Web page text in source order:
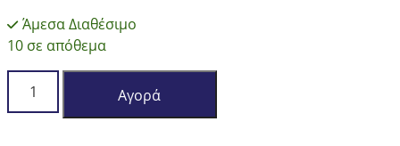
Άμεσα Διαθέσιμο
10 σε απόθεμα
Αγορά